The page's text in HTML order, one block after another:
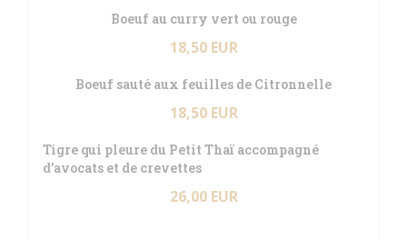
Boeuf au curry vert ou rouge
18,50 EUR
Boeuf sauté aux feuilles de Citronnelle
18,50 EUR
Tigre qui pleure du Petit Thaï accompagné
d’avocats et de crevettes
26,00 EUR